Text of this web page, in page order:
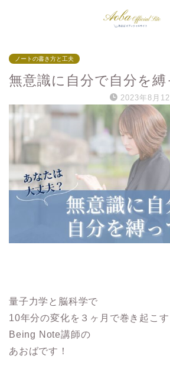
ノートの書き方と工夫
無意識に自分で自分を縛
2023年8月12
量子力学と脳科学で
10年分の変化を３ヶ月で巻き起こす
Being Note講師の
あおばです！